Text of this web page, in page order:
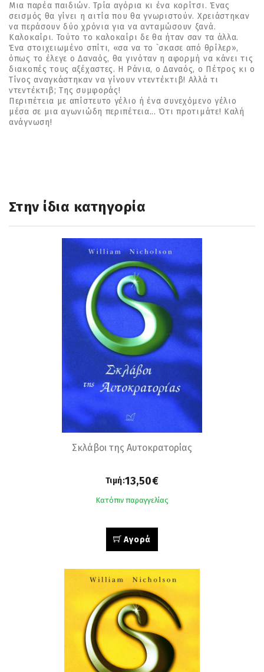
Μια παρέα παιδιών. Τρία αγόρια κι ένα κορίτσι. Ένας
σεισμός θα γίνει η αιτία που θα γνωριστούν. Χρειάστηκαν
να περάσουν δύο χρόνια για να ανταμώσουν ξανά.
Καλοκαίρι. Τούτο το καλοκαίρι δε θα ήταν σαν τα άλλα.
Ένα στοιχειωμένο σπίτι, «σα να το `σκασε από θρίλερ»,
όπως το έλεγε ο Δαναός, θα γινόταν η αφορμή να κάνει τις
διακοπές τους αξέχαστες. Η Ράνια, ο Δαναός, ο Πέτρος κι ο
Τίνος αναγκάστηκαν να γίνουν ντεντέκτιβ! Αλλά τι
ντεντέκτιβ; Της συμφοράς!
Περιπέτεια με απίστευτο γέλιο ή ένα συνεχόμενο γέλιο
μέσα σε μια αγωνιώδη περιπέτεια... Ότι προτιμάτε! Καλή
ανάγνωση!
Στην ίδια κατηγορία
Σκλάβοι της Αυτοκρατορίας
Τιμή:13,50€
Κατόπιν παραγγελίας
Αγορά